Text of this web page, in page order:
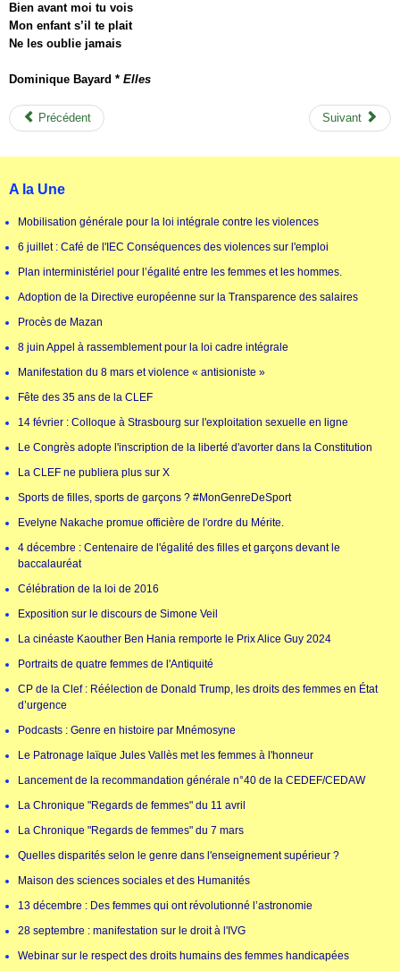
Bien avant moi tu vois
Mon enfant s’il te plait
Ne les oublie jamais
Dominique Bayard * Elles
Précédent Suivant
A la Une
Mobilisation générale pour la loi intégrale contre les violences
6 juillet : Café de l'IEC Conséquences des violences sur l'emploi
Plan interministériel pour l’égalité entre les femmes et les hommes.
Adoption de la Directive européenne sur la Transparence des salaires
Procès de Mazan
8 juin Appel à rassemblement pour la loi cadre intégrale
Manifestation du 8 mars et violence « antisioniste »
Fête des 35 ans de la CLEF
14 février : Colloque à Strasbourg sur l'exploitation sexuelle en ligne
Le Congrès adopte l'inscription de la liberté d'avorter dans la Constitution
La CLEF ne publiera plus sur X
Sports de filles, sports de garçons ? #MonGenreDeSport
Evelyne Nakache promue officière de l'ordre du Mérite.
4 décembre : Centenaire de l'égalité des filles et garçons devant le
baccalauréat
Célébration de la loi de 2016
Exposition sur le discours de Simone Veil
La cinéaste Kaouther Ben Hania remporte le Prix Alice Guy 2024
Portraits de quatre femmes de l'Antiquité
CP de la Clef : Réélection de Donald Trump, les droits des femmes en État
d’urgence
Podcasts : Genre en histoire par Mnémosyne
Le Patronage laïque Jules Vallès met les femmes à l'honneur
Lancement de la recommandation générale n°40 de la CEDEF/CEDAW
La Chronique "Regards de femmes" du 11 avril
La Chronique "Regards de femmes" du 7 mars
Quelles disparités selon le genre dans l'enseignement supérieur ?
Maison des sciences sociales et des Humanités
13 décembre : Des femmes qui ont révolutionné l’astronomie
28 septembre : manifestation sur le droit à l'IVG
Webinar sur le respect des droits humains des femmes handicapées